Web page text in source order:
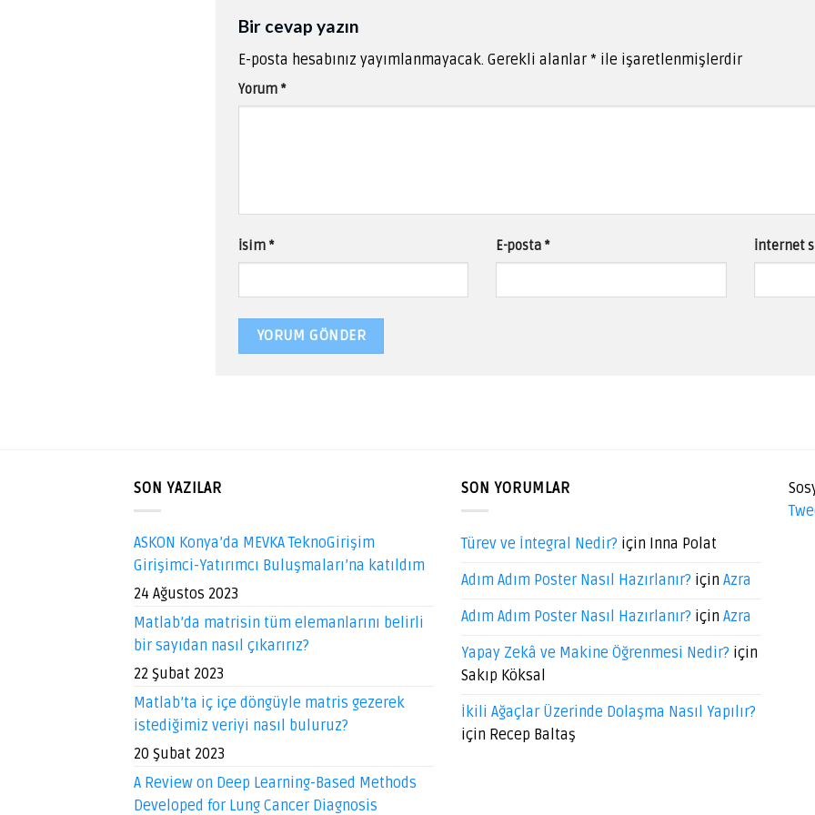
Bir cevap yazın
E-posta hesabınız yayımlanmayacak. Gerekli alanlar * ile işaretlenmişlerdir
Yorum *
İsim * E-posta * İnternet
SON YAZILAR
ASKON Konya’da MEVKA TeknoGirişim
Girişimci-Yatırımcı Buluşmaları’na katıldım
24 Ağustos 2023
Matlab’da matrisin tüm elemanlarını belirli
bir sayıdan nasıl çıkarırız?
22 Şubat 2023
Matlab’ta iç içe döngüyle matris gezerek
istediğimiz veriyi nasıl buluruz?
20 Şubat 2023
A Review on Deep Learning-Based Methods
Developed for Lung Cancer Diagnosis
SON YORUMLAR
Türev ve İntegral Nedir? için Inna Polat
Adım Adım Poster Nasıl Hazırlanır? için Azra
Adım Adım Poster Nasıl Hazırlanır? için Azra
Yapay Zekâ ve Makine Öğrenmesi Nedir? için
Sakıp Köksal
İkili Ağaçlar Üzerinde Dolaşma Nasıl Yapılır?
için Recep Baltaş